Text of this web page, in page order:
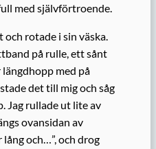
med självförtroende.
och rotade i sin väska.
på rulle, ett sånt
längdhopp med på
det till mig och såg
Jag rullade ut lite av
ovansidan av
och…”, och drog